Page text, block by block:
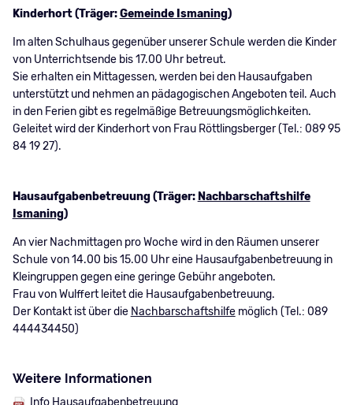
Kinderhort (Träger:Gemeinde Ismaning)
Im alten Schulhaus gegenüber unserer Schule werden die Kinder
von Unterrichtsende bis 17.00 Uhr betreut.
Sie erhalten ein Mittagessen, werden bei den Hausaufgaben
unterstützt und nehmen an pädagogischen Angeboten teil. Auch
in den Ferien gibt es regelmäßige Betreuungsmöglichkeiten.
Geleitet wird der Kinderhort von Frau Röttlingsberger (Tel.: 089 95
84 19 27).
Hausaufgabenbetreuung (Träger: Nachbarschaftshilfe
Ismaning)
An vier Nachmittagen pro Woche wird in den Räumen unserer
Schule von 14.00 bis 15.00 Uhr eine Hausaufgabenbetreuung in
Kleingruppen gegen eine geringe Gebühr angeboten.
Frau von Wulffert leitet die Hausaufgabenbetreuung.
Der Kontakt ist über die Nachbarschaftshilfemöglich (Tel.: 089
444434450)
Weitere Informationen
Info Hausaufgabenbetreuung